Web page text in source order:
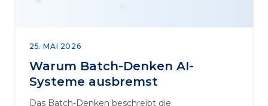
25. MAI 2026
Warum Batch-Denken AI-
Systeme ausbremst
Das Batch-Denken beschreibt die